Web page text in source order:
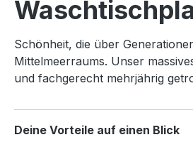
Schönheit, die über
Mittelmeerraums. Unser
und fachgerecht mehrjährig
Deine Vorteile auf einen Blick